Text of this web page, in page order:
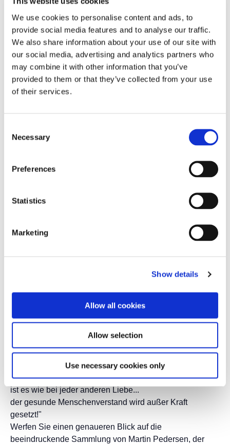
We use cookies to personalise content and ads, to
provide social media features and to analyse our traffic.
We also share information about your use of our site with
our social media, advertising and analytics partners who
may combine it with other information that you’ve
provided to them or that they’ve collected from your use
of their services.
Selection
Necessary
Preferences
Statistics
Marketing
Show details
Allow all cookies
Allow selection
Use necessary cookies only
hier gezeigten Daten, insbesondere die komplette
Datenbank, dürfen nicht kopiert werden. Es ist nicht
gestattet, die Daten oder die gesamte Datenbank ohne
vorherige Zustimmung von TecDoc zu kopieren oder zu
verbreiten und/oder diese Handlungen durch Dritte
vornehmen zu lassen. Eine Zuwiderhandlung stellt eine
Website besuchen
CLASSIC WONDER CARS
"Wenn man sich in einen
besonderen Oldtimer verliebt,
ist es wie bei jeder anderen Liebe...
der gesunde Menschenverstand wird außer Kraft
gesetzt!"
Werfen Sie einen genaueren Blick auf die
beeindruckende Sammlung von Martin Pedersen, der